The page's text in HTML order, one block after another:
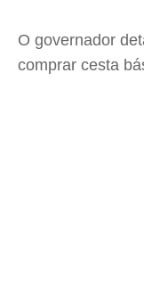
O governador
comprar cesta